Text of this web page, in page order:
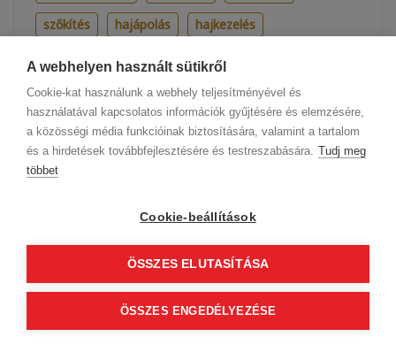
A webhelyen használt sütikről
Cookie-kat használunk a webhely teljesítményével és
használatával kapcsolatos információk gyűjtésére és elemzésére,
a közösségi média funkcióinak biztosítására, valamint a tartalom
és a hirdetések továbbfejlesztésére és testreszabására. Tudj meg
többet
Cookie-beállítások
ÖSSZES ELUTASÍTÁSA
ÖSSZES ENGEDÉLYEZÉSE
szőkítés
hajápolás
hajkezelés
lépésről-lépésre
A szőkítés ÚJ KORSZAKA kezdődik: BLONDERA
PRO SYSTEM
Fodrászok! Szintet lép a szőkítés! ✨ Megérkezett a
biztonságos és ragyogó végeredményért. Ismerd